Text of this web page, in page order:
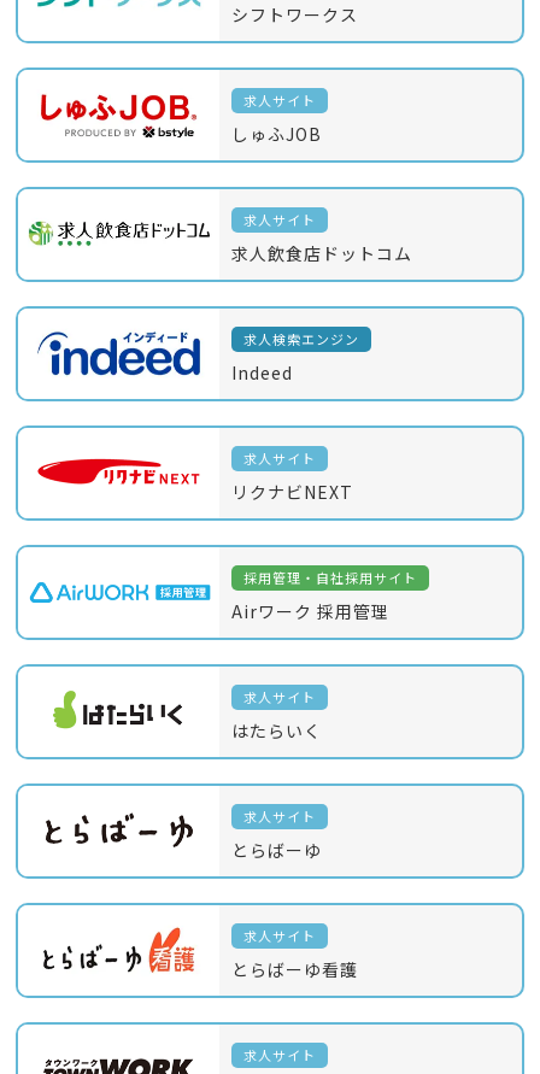
シフトワークス
求人サイト
しゅふJOB
求人サイト
求人飲食店ドットコム
求人検索エンジン
Indeed
求人サイト
リクナビNEXT
採用管理・自社採用サイト
Airワーク 採用管理
求人サイト
はたらいく
求人サイト
とらばーゆ
求人サイト
とらばーゆ看護
求人サイト